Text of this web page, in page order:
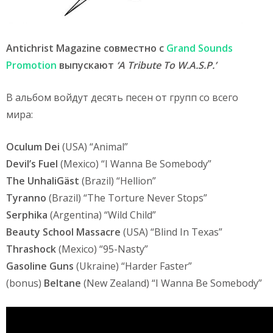
Antichrist Magazine совместно с Grand Sounds
Promotion выпускают ‘A Tribute To W.A.S.P.’
В альбом войдут десять песен от групп со всего
мира:
Oculum Dei (USA) “Animal”
Devil’s Fuel (Mexico) “I Wanna Be Somebody”
The UnhaliGäst (Brazil) “Hellion”
Tyranno (Brazil) “The Torture Never Stops”
Serphika (Argentina) “Wild Child”
Beauty School Massacre (USA) “Blind In Texas”
Thrashock(Mexico) “95-Nasty”
Gasoline Guns (Ukraine) “Harder Faster”
(bonus) Beltane (New Zealand) “I Wanna Be Somebody”